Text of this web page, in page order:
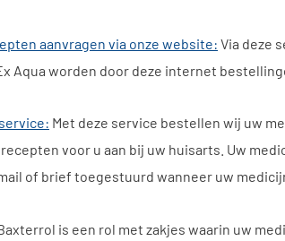
aanvragen via onze website: Via deze
Aqua worden door deze internet
Met deze service bestellen wij uw
voor u aan bij uw huisarts. Uw
of brief toegestuurd wanneer uw
is een rol met zakjes waarin uw